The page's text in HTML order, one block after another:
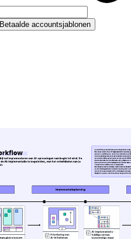
Betaalde accountsjablonen